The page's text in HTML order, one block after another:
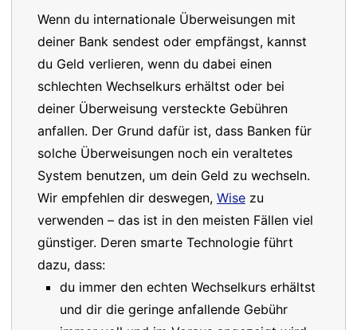
Wenn du internationale Überweisungen mit
deiner Bank sendest oder empfängst, kannst
du Geld verlieren, wenn du dabei einen
schlechten Wechselkurs erhältst oder bei
deiner Überweisung versteckte Gebühren
anfallen. Der Grund dafür ist, dass Banken für
solche Überweisungen noch ein veraltetes
System benutzen, um dein Geld zu wechseln.
Wir empfehlen dir deswegen, Wise zu
verwenden – das ist in den meisten Fällen viel
günstiger. Deren smarte Technologie führt
dazu, dass:
du immer den echten Wechselkurs erhältst
und dir die geringe anfallende Gebühr